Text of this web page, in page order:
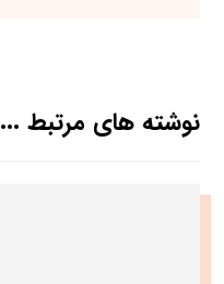
نوشته های مرتبط ...